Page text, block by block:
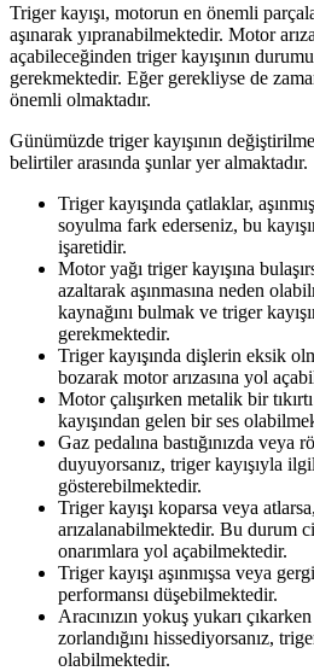
Triger kayışı, motorun en önemli
aşınarak yıpranabilmektedir. Motor
açabileceğinden triger kayışının
gerekmektedir. Eğer gerekliyse de
önemli olmaktadır.
Günümüzde triger kayışının
belirtiler arasında şunlar yer almaktadır.
Triger kayışında çatlaklar,
soyulma fark ederseniz, bu
işaretidir.
Motor yağı triger kayışına
azaltarak aşınmasına neden
kaynağını bulmak ve triger
gerekmektedir.
Triger kayışında dişlerin eksik
bozarak motor arızasına yol
Motor çalışırken metalik bir
kayışından gelen bir ses
Gaz pedalına bastığınızda veya
duyuyorsanız, triger kayışıyla
gösterebilmektedir.
Triger kayışı koparsa veya
arızalanabilmektedir. Bu durum
onarımlara yol açabilmektedir.
Triger kayışı aşınmışsa veya
performansı düşebilmektedir.
Aracınızın yokuş yukarı
zorlandığını hissediyorsanız,
olabilmektedir.